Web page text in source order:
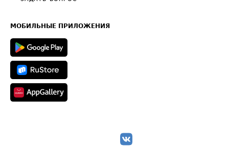
Техническая информация
МОБИЛЬНЫЕ ПРИЛОЖЕНИЯ